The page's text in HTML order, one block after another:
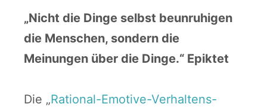
„Nicht die Dinge selbst beunruhigen
die Menschen, sondern die
Meinungen über die Dinge.“ Epiktet
Die „Rational-Emotive-Verhaltens-